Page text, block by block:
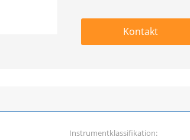
Kontakt
Instrumentklassifikation: